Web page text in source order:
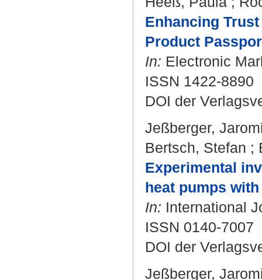
Enhancing
Product
In: Electronic
ISSN 1422-8890
DOI der
Jeßberger,
Bertsch, Stefan ;
Experimental
heat pumps with
In: International
ISSN 0140-7007
DOI der
Jeßberger,